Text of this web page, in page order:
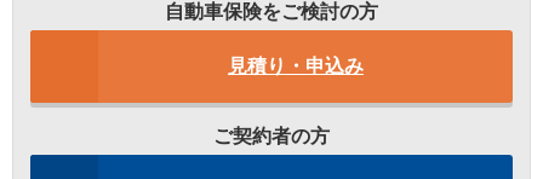
自動車保険をご検討の方
見積り・申込み
ご契約者の方